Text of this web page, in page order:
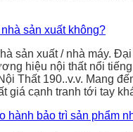
sản xuất không?
sản xuất / nhà máy.
hiệu nội thất nổi
Thất 190..v.v. Mang
giá cạnh tranh tới tay
hành bảo trì sản phẩm